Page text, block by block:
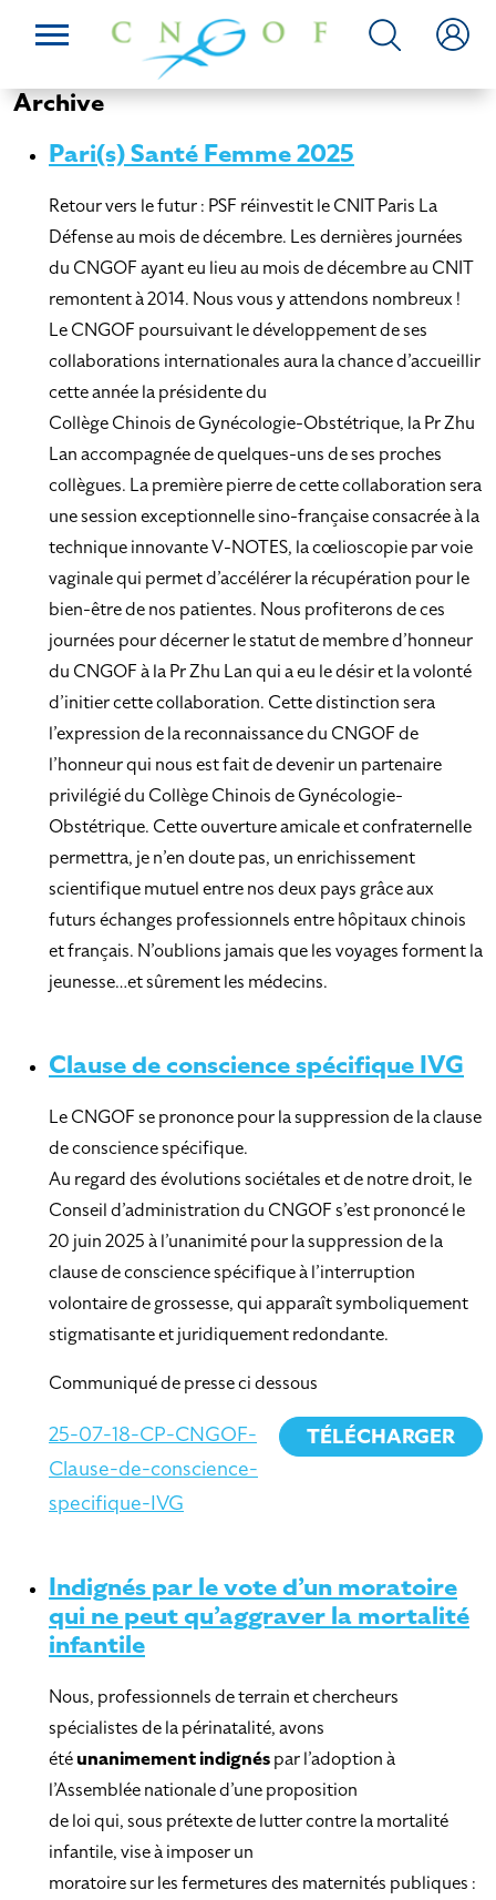
Archive
Pari(s) Santé Femme 2025
Retour vers le futur : PSF réinvestit le CNIT Paris La
Défense au mois de décembre. Les dernières journées
du CNGOF ayant eu lieu au mois de décembre au CNIT
remontent à 2014. Nous vous y attendons nombreux !
Le CNGOF poursuivant le développement de ses
collaborations internationales aura la chance d’accueillir
cette année la présidente du
Collège Chinois de Gynécologie-Obstétrique, la Pr Zhu
Lan accompagnée de quelques-uns de ses proches
collègues. La première pierre de cette collaboration sera
une session exceptionnelle sino-française consacrée à la
technique innovante V-NOTES, la cœlioscopie par voie
vaginale qui permet d’accélérer la récupération pour le
bien-être de nos patientes. Nous profiterons de ces
journées pour décerner le statut de membre d’honneur
du CNGOF à la Pr Zhu Lan qui a eu le désir et la volonté
d’initier cette collaboration. Cette distinction sera
l’expression de la reconnaissance du CNGOF de
l’honneur qui nous est fait de devenir un partenaire
privilégié du Collège Chinois de Gynécologie-
Obstétrique. Cette ouverture amicale et confraternelle
permettra, je n’en doute pas, un enrichissement
scientifique mutuel entre nos deux pays grâce aux
futurs échanges professionnels entre hôpitaux chinois
et français. N’oublions jamais que les voyages forment la
jeunesse…et sûrement les médecins.
Clause de conscience spécifique IVG
Le CNGOF se prononce pour la suppression de la clause
de conscience spécifique.
Au regard des évolutions sociétales et de notre droit, le
Conseil d’administration du CNGOF s’est prononcé le
20 juin 2025 à l’unanimité pour la suppression de la
clause de conscience spécifique à l’interruption
volontaire de grossesse, qui apparaît symboliquement
stigmatisante et juridiquement redondante.
Communiqué de presse ci dessous
25-07-18-CP-CNGOF-
Clause-de-conscience-
specifique-IVG
TÉLÉCHARGER
Indignés par le vote d’un moratoire
qui ne peut qu’aggraver la mortalité
infantile
Nous, professionnels de terrain et chercheurs
spécialistes de la périnatalité, avons
étéunanimement indignéspar l’adoption à
l’Assemblée nationale d’une proposition
de loi qui, sous prétexte de lutter contre la mortalité
infantile, vise à imposer un
moratoire sur les fermetures des maternités publiques :